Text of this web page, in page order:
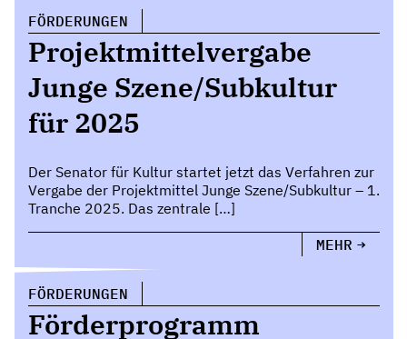
FÖRDERUNGEN
Projektmittelvergabe
Junge Szene/Subkultur
für 2025
Der Senator für Kultur startet jetzt das Verfahren zur
Vergabe der Projektmittel Junge Szene/Subkultur – 1.
Tranche 2025. Das zentrale […]
MEHR
FÖRDERUNGEN
Förderprogramm